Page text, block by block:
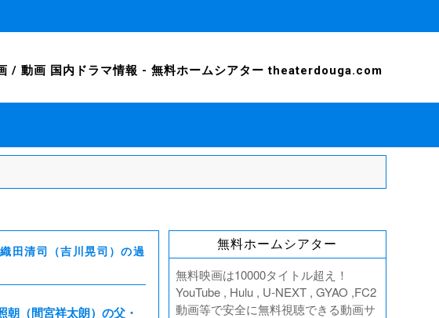
/ 動画 国内ドラマ情報 - 無料ホームシアター theaterdouga.com
田清司（吉川晃司）の過
朝（間宮祥太朗）の父・
無料ホームシアター
無料映画は10000タイトル超え！
YouTube , Hulu , U-NEXT , GYAO ,FC2
動画等で安全に無料視聴できる動画サ